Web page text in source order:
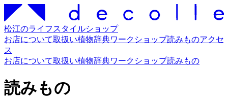
松江のライフスタイルショップ
お店について取扱い植物辞典ワークショップ読みものアクセ
ス
お店について取扱い植物辞典ワークショップ読みもの
読みもの